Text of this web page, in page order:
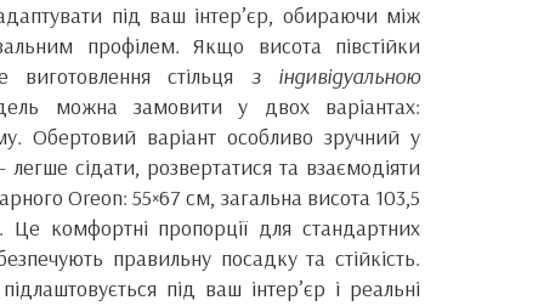
під ваш інтер’єр, обираючи між
профілем. Якщо висота півстійки
стільця з індивідуальною
можна замовити у двох варіантах:
Обертовий варіант особливо зручний у
сідати, розвертатися та взаємодіяти
Oreon: 55×67 см, загальна висота 103,5
комфортні пропорції для стандартних
правильну посадку та стійкість.
під ваш інтер’єр і реальні